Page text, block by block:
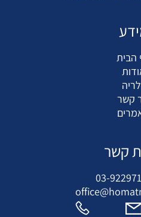
הבית
קשר
קשר
03-